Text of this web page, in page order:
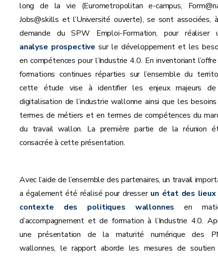
long de la vie (Eurometropolitan e-campus,
Jobs@skills et l’Université ouverte), se sont associées,
demande du SPW Emploi-Formation, pour réaliser
analyse prospective sur le développement et les
en compétences pour l’Industrie 4.0. En inventoriant
formations continues réparties sur l’ensemble du
cette étude vise à identifier les enjeux majeurs
digitalisation de l’industrie wallonne ainsi que les
termes de métiers et en termes de compétences du
du travail wallon. La première partie de la réunion
consacrée à cette présentation.
Avec l’aide de l’ensemble des partenaires, un travail
a également été réalisé pour dresser un état des lieux
contexte des politiques wallonnes en
d’accompagnement et de formation à l’Industrie 4.0.
une présentation de la maturité numérique des
wallonnes, le rapport aborde les mesures de soutien